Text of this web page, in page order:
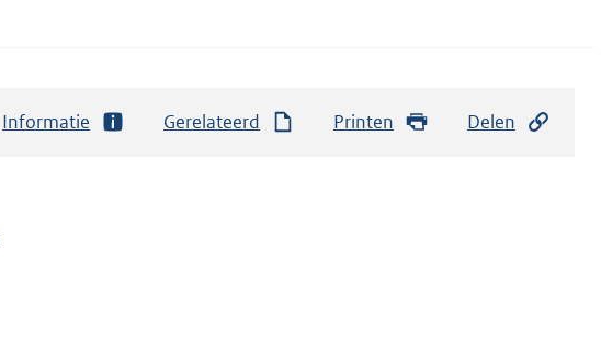
Informatie Gerelateerd Printen Delen